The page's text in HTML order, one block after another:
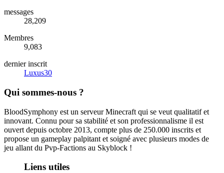
messages
28,209
Membres
9,083
dernier inscrit
Luxus30
Qui sommes-nous ?
BloodSymphony est un serveur Minecraft qui se veut qualitatif et
innovant. Connu pour sa stabilité et son professionnalisme il est
ouvert depuis octobre 2013, compte plus de 250.000 inscrits et
propose un gameplay palpitant et soigné avec plusieurs modes de
jeu allant du Pvp-Factions au Skyblock !
Liens utiles